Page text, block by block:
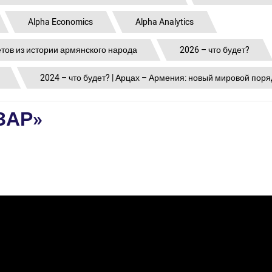
Alpha Economics Alpha Analytics
из истории армянского народа 2026 – что будет?
2024 – что будет? | Арцах – Армения: новый мировой